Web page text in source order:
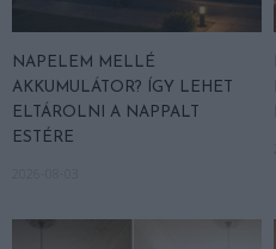
NAPELEM MELLÉ
AKKUMULÁTOR? ÍGY LEHET
ELTÁROLNI A NAPPALT
ESTÉRE